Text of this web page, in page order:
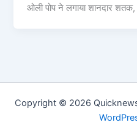
ओली पोप ने लगाया शानदार
Copyright © 2026